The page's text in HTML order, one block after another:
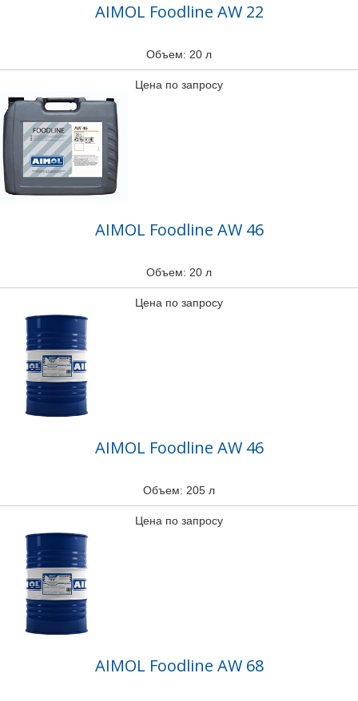
AIMOL Foodline AW 22
Объем: 20 л
Цена по запросу
AIMOL Foodline AW 46
Объем: 20 л
Цена по запросу
AIMOL Foodline AW 46
Объем: 205 л
Цена по запросу
AIMOL Foodline AW 68